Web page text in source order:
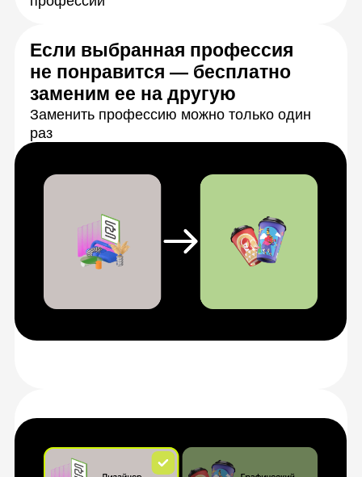
Откроем сразу две профессии,
если не можете выбрать
конкретную
профессиям, чтобы вы точно смогли
Какие онлайн-курсы